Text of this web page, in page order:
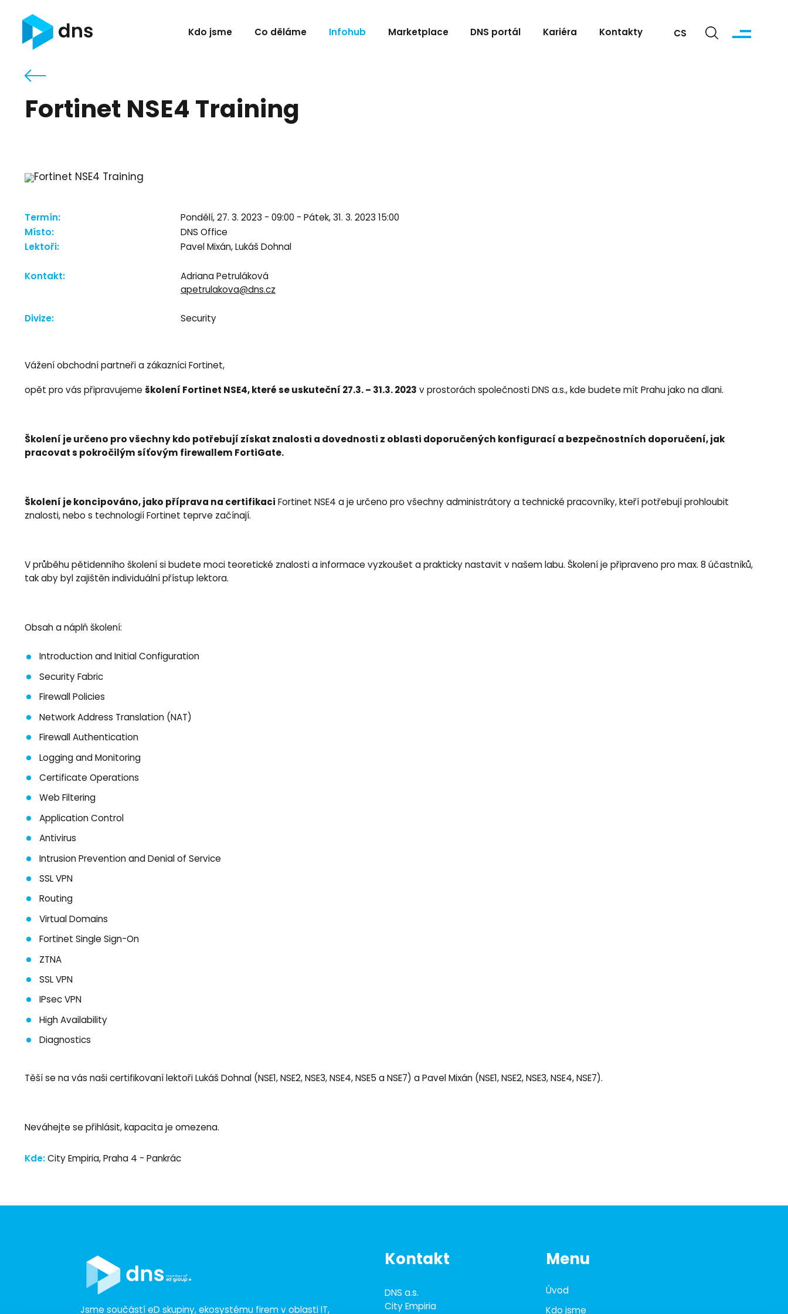
Kdo jsme Co děláme Infohub Marketplace DNS portál Kariéra Kontakty CS
Fortinet NSE4 Training
Termín: Pondělí, 27. 3. 2023 - 09:00 - Pátek, 31. 3. 2023 15:00
Místo: DNS Office
Lektoři: Pavel Mixán, Lukáš Dohnal
Kontakt:
Adriana Petruláková
apetrulakova@dns.cz
Divize: Security
Vážení obchodní partneři a zákazníci Fortinet,
opět pro vás připravujeme školení Fortinet NSE4, které se uskuteční 27.3. – 31.3. 2023 v prostorách společnosti DNS a.s., kde budete mít Prahu jako na dlani.
Školení je určeno pro všechny kdo potřebují získat znalosti a dovednosti z oblasti doporučených konfigurací a bezpečnostních doporučení, jak
pracovat s pokročilým síťovým firewallem FortiGate.
Školení je koncipováno, jako příprava na certifikaci Fortinet NSE4 a je určeno pro všechny administrátory a technické pracovníky, kteří potřebují prohloubit
znalosti, nebo s technologií Fortinet teprve začínají.
V průběhu pětidenního školení si budete moci teoretické znalosti a informace vyzkoušet a prakticky nastavit v našem labu. Školení je připraveno pro max. 8 účastníků,
tak aby byl zajištěn individuální přístup lektora.
Obsah a náplň školení:
Introduction and Initial Configuration
Security Fabric
Firewall Policies
Network Address Translation (NAT)
Firewall Authentication
Logging and Monitoring
Certificate Operations
Web Filtering
Application Control
Antivirus
Intrusion Prevention and Denial of Service
SSL VPN
Routing
Virtual Domains
Fortinet Single Sign-On
ZTNA
SSL VPN
IPsec VPN
High Availability
Diagnostics
Těší se na vás naši certifikovaní lektoři Lukáš Dohnal (NSE1, NSE2, NSE3, NSE4, NSE5 a NSE7) a Pavel Mixán (NSE1, NSE2, NSE3, NSE4, NSE7).
Neváhejte se přihlásit, kapacita je omezena.
Kde:City Empiria, Praha 4 - Pankrác
Jsme součástí eD skupiny, ekosystému firem v oblasti IT,
Kontakt
DNS a.s.
City Empiria
Menu
Úvod